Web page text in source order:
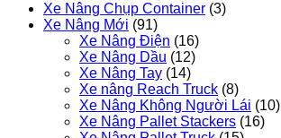
Xe Nâng Chụp Container (3)
Xe Nâng Mới (91)
Xe Nâng Điện (16)
Xe Nâng Dầu (12)
Xe Nâng Tay (14)
Xe nâng Reach Truck (8)
Xe Nâng Không Người Lái (10)
Xe Nâng Pallet Stackers (16)